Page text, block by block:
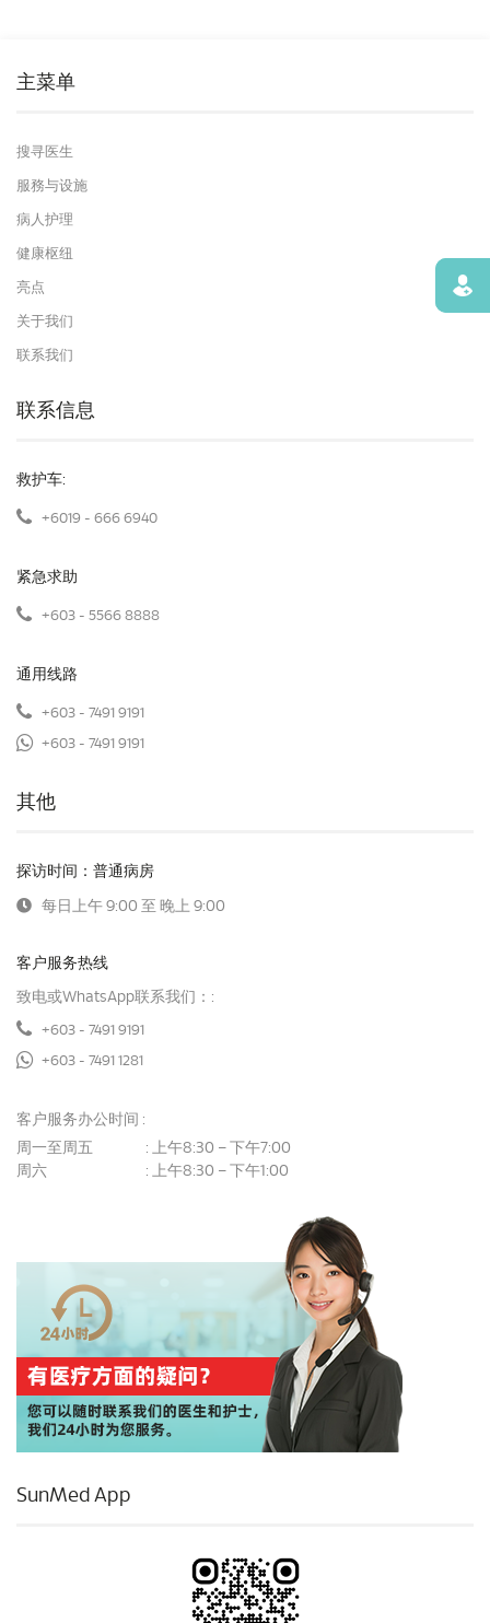
主菜单
搜寻医生
服務与设施
病人护理
健康枢纽
亮点
关于我们
联系我们
联系信息
救护车:
+6019 - 666 6940
紧急求助
+603 - 5566 8888
通用线路
+603 - 7491 9191
+603 - 7491 9191
其他
探访时间：普通病房
每日上午 9:00 至 晚上 9:00
客户服务热线
致电或WhatsApp联系我们：:
+603 - 7491 9191
+603 - 7491 1281
客户服务办公时间 :
周一至周五
: 上午8:30 – 下午7:00
周六
: 上午8:30 – 下午1:00
SunMed App
寻找